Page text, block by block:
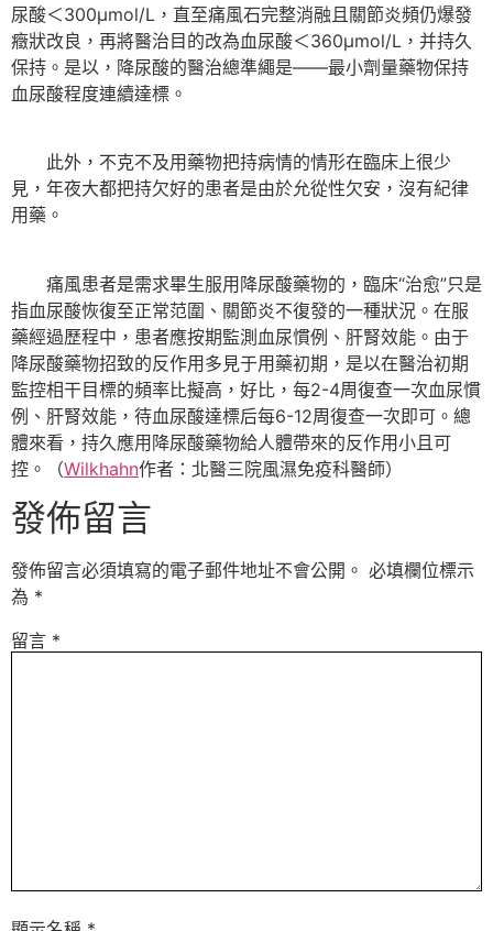
尿酸＜300μmol/L，直至痛風石完整消融且關節炎頻仍爆發
癥狀改良，再將醫治目的改為血尿酸＜360μmol/L，并持久
保持。是以，降尿酸的醫治總準繩是——最小劑量藥物保持
血尿酸程度連續達標。
此外，不克不及用藥物把持病情的情形在臨床上很少
見，年夜大都把持欠好的患者是由於允從性欠安，沒有紀律
用藥。
痛風患者是需求畢生服用降尿酸藥物的，臨床“治愈”只是
指血尿酸恢復至正常范圍、關節炎不復發的一種狀況。在服
藥經過歷程中，患者應按期監測血尿慣例、肝腎效能。由于
降尿酸藥物招致的反作用多見于用藥初期，是以在醫治初期
監控相干目標的頻率比擬高，好比，每2-4周復查一次血尿慣
例、肝腎效能，待血尿酸達標后每6-12周復查一次即可。總
體來看，持久應用降尿酸藥物給人體帶來的反作用小且可
控。（Wilkhahn作者：北醫三院風濕免疫科醫師）
發佈留言
發佈留言必須填寫的電子郵件地址不會公開。 必填欄位標示
為 *
留言 *